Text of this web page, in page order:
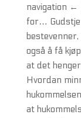
navigation
for…
også å få
at det
Hvordan
at